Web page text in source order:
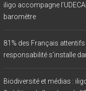
iligo accompagne
baromètre
81% des Français
responsabilité s’installe
Biodiversité et médias :